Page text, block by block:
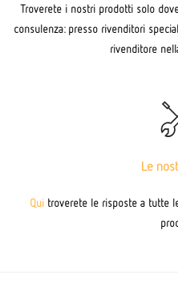
Troverete i nostri prodotti solo
consulenza: presso rivenditori
rivenditore
Le
Qui troverete le risposte a tutte